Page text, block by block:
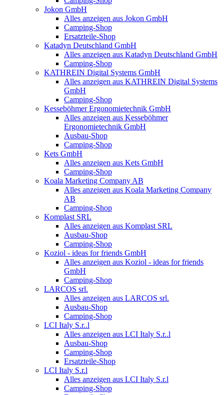
Jokon GmbH
Alles anzeigen aus Jokon GmbH
Camping-Shop
Ersatzteile-Shop
Katadyn Deutschland GmbH
Alles anzeigen aus Katadyn Deutschland GmbH
Camping-Shop
KATHREIN Digital Systems GmbH
Alles anzeigen aus KATHREIN Digital Systems
GmbH
Camping-Shop
Kesseböhmer Ergonomietechnik GmbH
Alles anzeigen aus Kesseböhmer
Ergonomietechnik GmbH
Ausbau-Shop
Camping-Shop
Kets GmbH
Alles anzeigen aus Kets GmbH
Camping-Shop
Koala Marketing Company AB
Alles anzeigen aus Koala Marketing Company
AB
Camping-Shop
Komplast SRL
Alles anzeigen aus Komplast SRL
Ausbau-Shop
Camping-Shop
Koziol - ideas for friends GmbH
Alles anzeigen aus Koziol - ideas for friends
GmbH
Camping-Shop
LARCOS srl.
Alles anzeigen aus LARCOS srl.
Ausbau-Shop
Camping-Shop
LCI Italy S.r..l
Alles anzeigen aus LCI Italy S.r..l
Ausbau-Shop
Camping-Shop
Ersatzteile-Shop
LCI Italy S.r.l
Alles anzeigen aus LCI Italy S.r.l
Camping-Shop